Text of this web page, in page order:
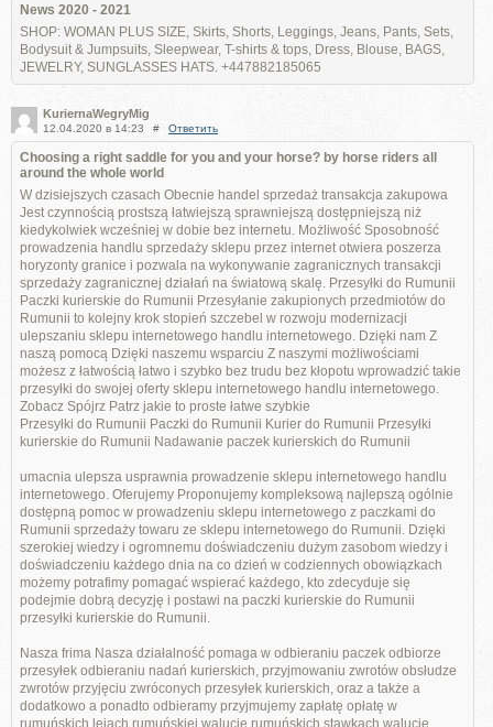
News 2020 - 2021
SHOP: WOMAN PLUS SIZE, Skirts, Shorts, Leggings, Jeans, Pants, Sets,
Bodysuit & Jumpsuits, Sleepwear, T-shirts & tops, Dress, Blouse, BAGS,
JEWELRY, SUNGLASSES HATS. +447882185065
KuriernaWegryMig
12.04.2020 в 14:23 # Ответить
Choosing a right saddle for you and your horse? by horse riders all
around the whole world
W dzisiejszych czasach Obecnie handel sprzedaż transakcja zakupowa
Jest czynnością prostszą łatwiejszą sprawniejszą dostępniejszą niż
kiedykolwiek wcześniej w dobie bez internetu. Możliwość Sposobność
prowadzenia handlu sprzedaży sklepu przez internet otwiera poszerza
horyzonty granice i pozwala na wykonywanie zagranicznych transakcji
sprzedaży zagranicznej działań na światową skalę. Przesyłki do Rumunii
Paczki kurierskie do Rumunii Przesyłanie zakupionych przedmiotów do
Rumunii to kolejny krok stopień szczebel w rozwoju modernizacji
ulepszaniu sklepu internetowego handlu internetowego. Dzięki nam Z
naszą pomocą Dzięki naszemu wsparciu Z naszymi możliwościami
możesz z łatwością łatwo i szybko bez trudu bez kłopotu wprowadzić takie
przesyłki do swojej oferty sklepu internetowego handlu internetowego.
Zobacz Spójrz Patrz jakie to proste łatwe szybkie
Przesyłki do Rumunii Paczki do Rumunii Kurier do Rumunii Przesyłki
kurierskie do Rumunii Nadawanie paczek kurierskich do Rumunii
umacnia ulepsza usprawnia prowadzenie sklepu internetowego handlu
internetowego. Oferujemy Proponujemy kompleksową najlepszą ogólnie
dostępną pomoc w prowadzeniu sklepu internetowego z paczkami do
Rumunii sprzedaży towaru ze sklepu internetowego do Rumunii. Dzięki
szerokiej wiedzy i ogromnemu doświadczeniu dużym zasobom wiedzy i
doświadczeniu każdego dnia na co dzień w codziennych obowiązkach
możemy potrafimy pomagać wspierać każdego, kto zdecyduje się
podejmie dobrą decyzję i postawi na paczki kurierskie do Rumunii
przesyłki kurierskie do Rumunii.
Nasza frima Nasza działalność pomaga w odbieraniu paczek odbiorze
przesyłek odbieraniu nadań kurierskich, przyjmowaniu zwrotów obsłudze
zwrotów przyjęciu zwróconych przesyłek kurierskich, oraz a także a
dodatkowo a ponadto odbieramy przyjmujemy zapłatę opłatę w
rumuńskich lejach rumuńskiej walucie rumuńskich stawkach walucie